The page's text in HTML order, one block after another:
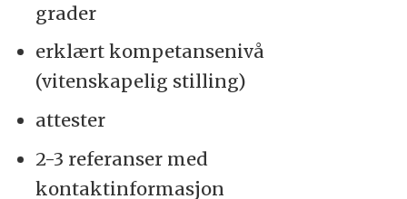
grader
erklært kompetansenivå
(vitenskapelig stilling)
attester
2-3 referanser med
kontaktinformasjon